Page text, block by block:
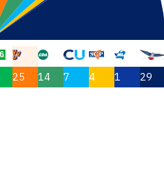
25 14 7 4 1 29